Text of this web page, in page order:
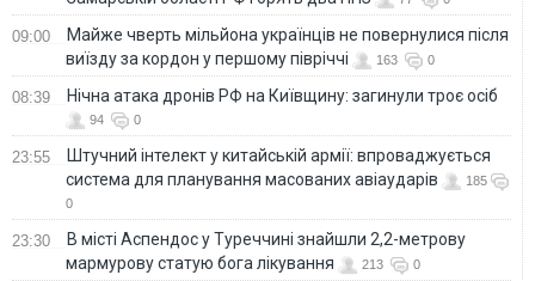
09:00
Майже чверть мільйона українців не повернулися після
виїзду за кордон у першому півріччі
163 0
08:39 Нічна атака дронів РФ на Київщину: загинули троє осіб
94 0
23:55
Штучний інтелект у китайській армії: впроваджується
система для планування масованих авіаударів
185
0
23:30
В місті Аспендос у Туреччині знайшли 2,2-метрову
мармурову статую бога лікування
213 0